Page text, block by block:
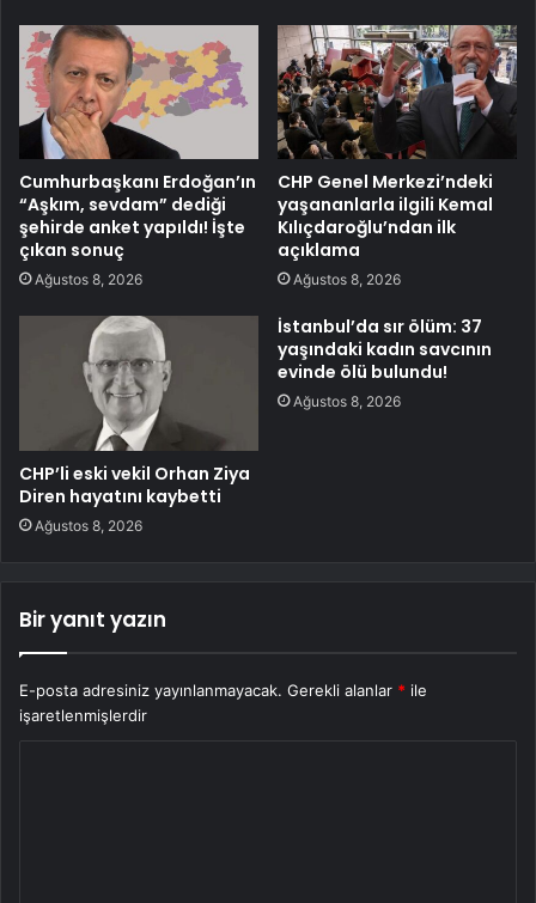
Cumhurbaşkanı Erdoğan’ın
“Aşkım, sevdam” dediği
şehirde anket yapıldı! İşte
çıkan sonuç
Ağustos 8, 2026
CHP Genel Merkezi’ndeki
yaşananlarla ilgili Kemal
Kılıçdaroğlu’ndan ilk
açıklama
Ağustos 8, 2026
CHP’li eski vekil Orhan Ziya
Diren hayatını kaybetti
Ağustos 8, 2026
İstanbul’da sır ölüm: 37
yaşındaki kadın savcının
evinde ölü bulundu!
Ağustos 8, 2026
Bir yanıt yazın
E-posta adresiniz yayınlanmayacak. Gerekli alanlar * ile
işaretlenmişlerdir